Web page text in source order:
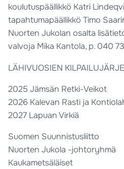
koulutuspäällikkö Katri
tapahtumapäällikkö Timo
Nuorten Jukolan osalta
valvoja Mika Kantola, p. 040
LÄHIVUOSIEN
2025 Jämsän Retki-Veikot
2026 Kalevan Rasti ja
2027 Lapuan Virkiä
Suomen Suunnistusliitto
Nuorten Jukola -johtoryhmä
Kaukametsäläiset